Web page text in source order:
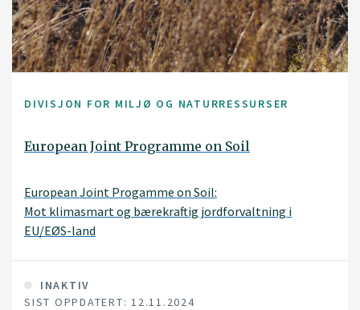
DIVISJON FOR MILJØ OG NATURRESSURSER
European Joint Programme on Soil
European Joint Progamme on Soil:
Mot klimasmart og bærekraftig jordforvaltning i
EU/EØS-land
INAKTIV
SIST OPPDATERT: 12.11.2024